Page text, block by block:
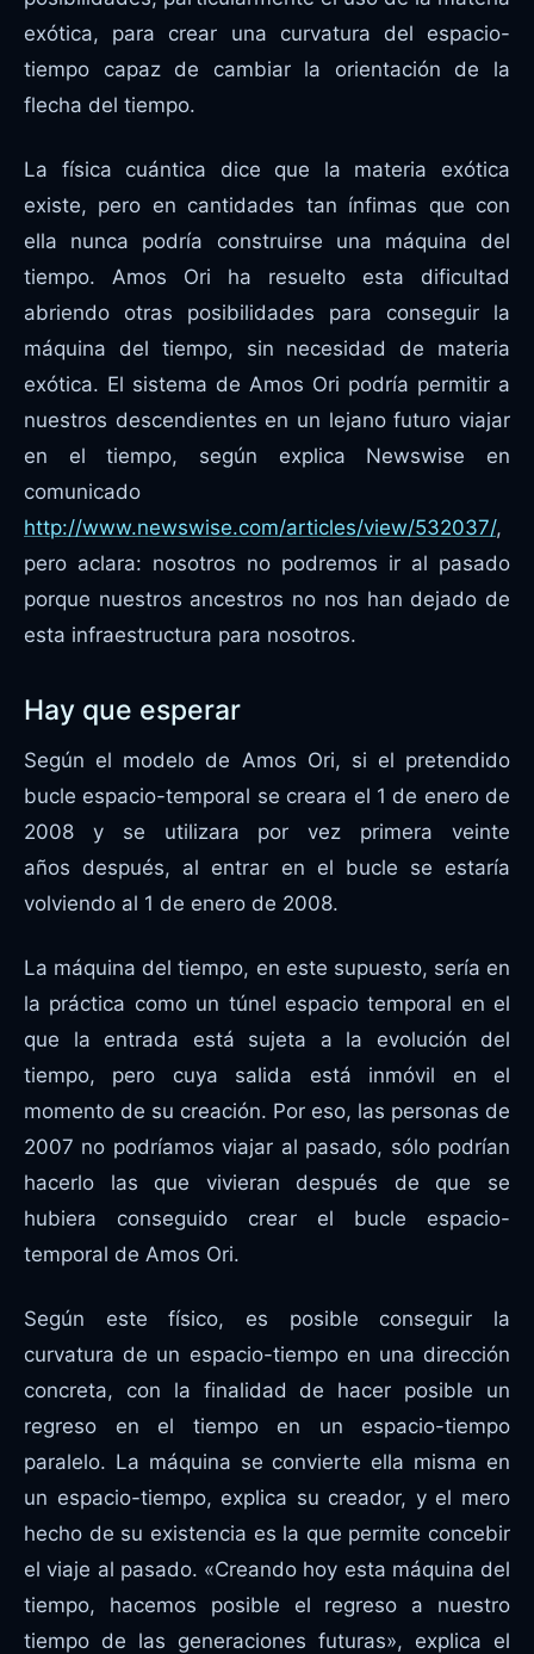
exótica, para crear una curvatura del espacio-
tiempo capaz de cambiar la orientación de la
flecha del tiempo.
La física cuántica dice que la materia exótica
existe, pero en cantidades tan ínfimas que con
ella nunca podría construirse una máquina del
tiempo. Amos Ori ha resuelto esta dificultad
abriendo otras posibilidades para conseguir la
máquina del tiempo, sin necesidad de materia
exótica. El sistema de Amos Ori podría permitir a
nuestros descendientes en un lejano futuro viajar
en el tiempo, según explica Newswise en
comunicado
http://www.newswise.com/articles/view/532037/,
pero aclara: nosotros no podremos ir al pasado
porque nuestros ancestros no nos han dejado de
esta infraestructura para nosotros.
Hay que esperar
Según el modelo de Amos Ori, si el pretendido
bucle espacio-temporal se creara el 1 de enero de
2008 y se utilizara por vez primera veinte
años después, al entrar en el bucle se estaría
volviendo al 1 de enero de 2008.
La máquina del tiempo, en este supuesto, sería en
la práctica como un túnel espacio temporal en el
que la entrada está sujeta a la evolución del
tiempo, pero cuya salida está inmóvil en el
momento de su creación. Por eso, las personas de
2007 no podríamos viajar al pasado, sólo podrían
hacerlo las que vivieran después de que se
hubiera conseguido crear el bucle espacio-
temporal de Amos Ori.
Según este físico, es posible conseguir la
curvatura de un espacio-tiempo en una dirección
concreta, con la finalidad de hacer posible un
regreso en el tiempo en un espacio-tiempo
paralelo. La máquina se convierte ella misma en
un espacio-tiempo, explica su creador, y el mero
hecho de su existencia es la que permite concebir
el viaje al pasado. «Creando hoy esta máquina del
tiempo, hacemos posible el regreso a nuestro
tiempo de las generaciones futuras», explica el